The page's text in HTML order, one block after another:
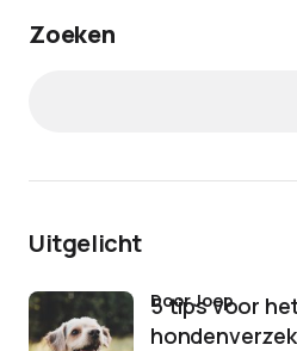
Zoeken
Uitgelicht
5 tips voor
door Joep